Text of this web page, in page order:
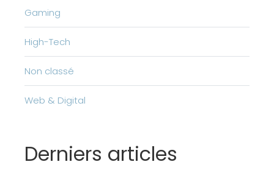
Gaming
High-Tech
Non classé
Web & Digital
Derniers articles